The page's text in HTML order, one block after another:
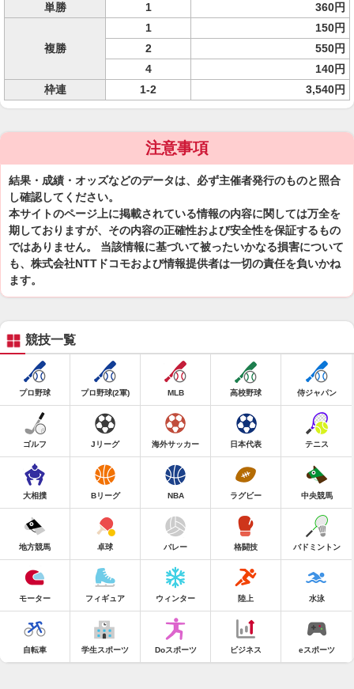
単勝 1 360円
複勝
1
150円
2
550円
4
140円
枠連
1-2 3,540円
注意事項
結果・成績・オッズなどのデータは、必ず主催者発行のものと照合
し確認してください。
本サイトのページ上に掲載されている情報の内容に関しては万全を
期しておりますが、その内容の正確性および安全性を保証するもの
ではありません。 当該情報に基づいて被ったいかなる損害について
も、株式会社NTTドコモおよび情報提供者は一切の責任を負いかね
ます。
競技一覧
プロ野球 プロ野球(2軍) MLB 高校野球 侍ジャパン
ゴルフ Jリーグ 海外サッカー 日本代表 テニス
大相撲 Bリーグ NBA ラグビー 中央競馬
地方競馬 卓球 バレー 格闘技 バドミントン
モーター フィギュア ウィンター 陸上 水泳
自転車 学生スポーツ Doスポーツ ビジネス eスポーツ